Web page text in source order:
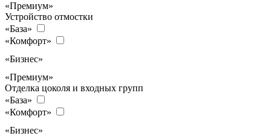
«Премиум»
Устройство отмостки
«База»
«Комфорт»
«Бизнес»
«Премиум»
Отделка цоколя и входных групп
«База»
«Комфорт»
«Бизнес»